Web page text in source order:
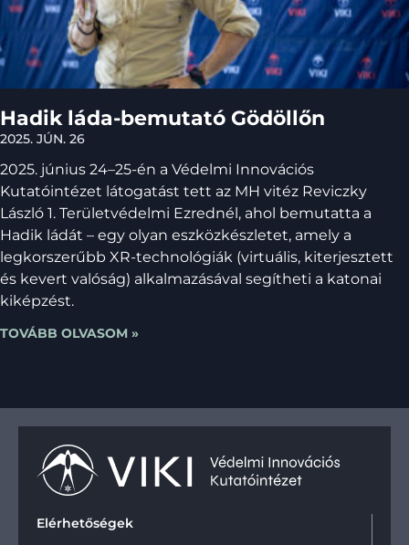
Hadik láda-bemutató Gödöllőn
2025. JÚN. 26
2025. június 24–25-én a Védelmi Innovációs
Kutatóintézet látogatást tett az MH vitéz Reviczky
László 1. Területvédelmi Ezrednél, ahol bemutatta a
Hadik ládát – egy olyan eszközkészletet, amely a
legkorszerűbb XR-technológiák (virtuális, kiterjesztett
és kevert valóság) alkalmazásával segítheti a katonai
kiképzést.
TOVÁBB OLVASOM »
Elérhetőségek